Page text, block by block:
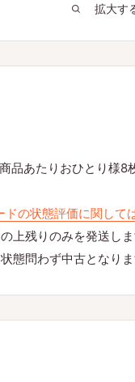
拡大す
品あたりおひとり様8
ドの状態評価に関して
上残りのみを発送し
態問わず中古となり